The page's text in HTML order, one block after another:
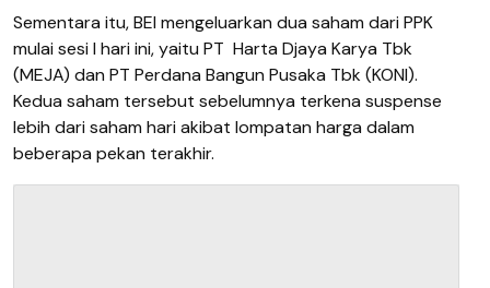
Sementara itu, BEI mengeluarkan dua saham dari PPK
mulai sesi I hari ini, yaitu PT Harta Djaya Karya Tbk
(MEJA) dan PT Perdana Bangun Pusaka Tbk (KONI).
Kedua saham tersebut sebelumnya terkena suspense
lebih dari saham hari akibat lompatan harga dalam
beberapa pekan terakhir.